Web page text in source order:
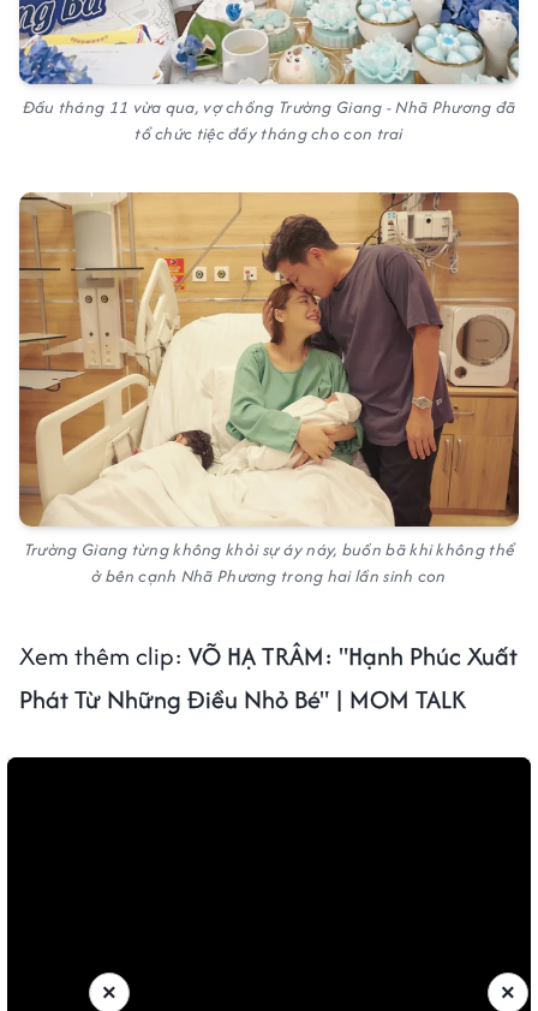
Đầu tháng 11 vừa qua, vợ chồng Trường Giang - Nhã Phương đã
tổ chức tiệc đầy tháng cho con trai
Trường Giang từng không khỏi sự áy náy, buồn bã khi không thể
ở bên cạnh Nhã Phương trong hai lần sinh con
Xem thêm clip: VÕ HẠ TRÂM: "Hạnh Phúc Xuất
Phát Từ Những Điều Nhỏ Bé" | MOM TALK
×
×